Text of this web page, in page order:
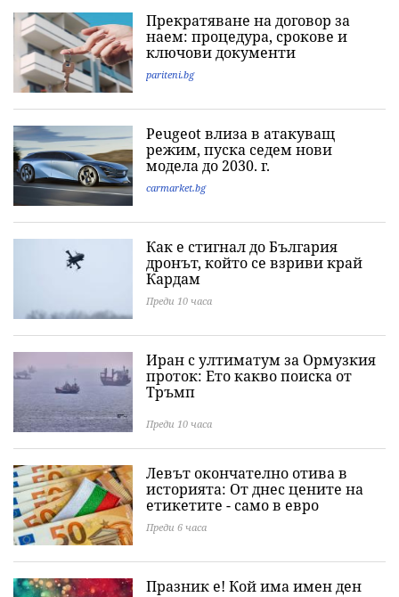
Прекратяване на договор за
наем: процедура, срокове и
ключови документи
pariteni.bg
Peugeot влиза в атакуващ
режим, пуска седем нови
модела до 2030. г.
carmarket.bg
Как е стигнал до България
дронът, който се взриви край
Кардам
Преди 10 часа
Иран с ултиматум за Ормузкия
проток: Ето какво поиска от
Тръмп
Преди 10 часа
Левът окончателно отива в
историята: Oт днес цените на
етикетите - само в евро
Преди 6 часа
Празник е! Кой има имен ден